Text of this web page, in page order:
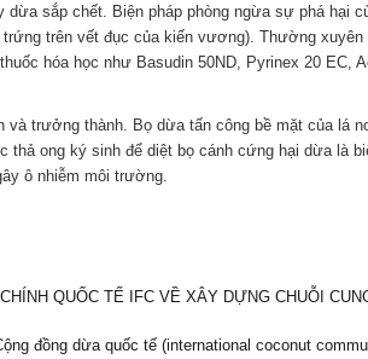
sắp chết. Biện pháp phòng ngừa sự phá hại
trên vết đục của kiến vương). Thường
hóa học như Basudin 50ND, Pyrinex 20 EC,
trưởng thành. Bọ dừa tấn công bề mặt của lá
thả ong ký sinh để diệt bọ cánh cứng hại dừa là
ô nhiễm môi trường.
QUỐC TẾ IFC VỀ XÂY DỰNG CHUỖI
đồng dừa quốc tế (international coconut